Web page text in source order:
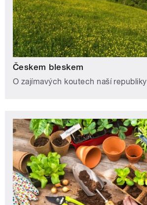
Českem bleskem
O zajímavých koutech naší republiky